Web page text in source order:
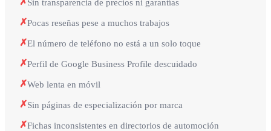
Sin transparencia de precios ni garantías
✗Pocas reseñas pese a muchos trabajos
✗El número de teléfono no está a un solo toque
✗Perfil de Google Business Profile descuidado
✗Web lenta en móvil
✗Sin páginas de especialización por marca
✗Fichas inconsistentes en directorios de automoción